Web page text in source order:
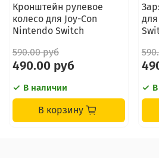
Кронштейн рулевое
колесо для Joy-Con
Nintendo Switch
590.00 руб
490.00 руб
В наличии
В корзину